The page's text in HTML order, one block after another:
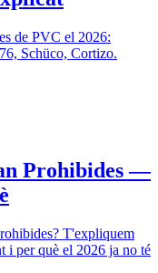
de PVC el 2026:
Schüco, Cortizo.
Prohibides —
T'expliquem
i per què el 2026 ja no té